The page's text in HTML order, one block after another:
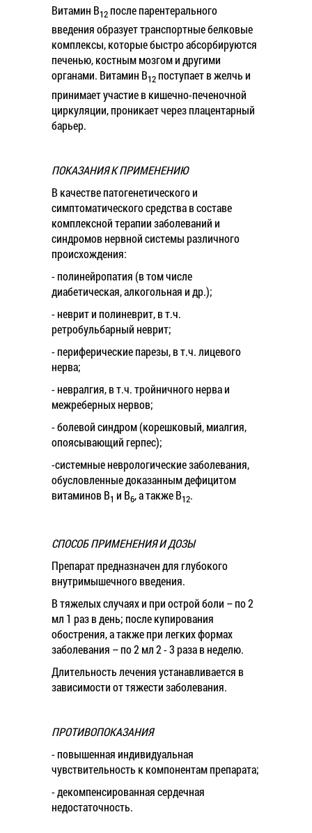
Витамин В12 после парентерального
введения образует транспортные белковые
комплексы, которые быстро абсорбируются
печенью, костным мозгом и другими
органами. Витамин B12 поступает в желчь и
принимает участие в кишечно-печеночной
циркуляции, проникает через плацентарный
барьер.
ПОКАЗАНИЯ К ПРИМЕНЕНИЮ
В качестве патогенетического и
симптоматического средства в составе
комплексной терапии заболеваний и
синдромов нервной системы различного
происхождения:
- полинейропатия (в том числе
диабетическая, алкогольная и др.);
- неврит и полиневрит, в т.ч.
ретробульбарный неврит;
- периферические парезы, в т.ч. лицевого
нерва;
- невралгия, в т.ч. тройничного нерва и
межреберных нервов;
- болевой синдром (корешковый, миалгия,
опоясывающий герпес);
-системные неврологические заболевания,
обусловленные доказанным дефицитом
витаминов B1 и B6, а также B12.
СПОСОБ ПРИМЕНЕНИЯ И ДОЗЫ
Препарат предназначен для глубокого
внутримышечного введения.
В тяжелых случаях и при острой боли – по 2
мл 1 раз в день; после купирования
обострения, а также при легких формах
заболевания – по 2 мл 2 - 3 раза в неделю.
Длительность лечения устанавливается в
зависимости от тяжести заболевания.
ПРОТИВОПОКАЗАНИЯ
- повышенная индивидуальная
чувствительность к компонентам препарата;
- декомпенсированная сердечная
недостаточность.